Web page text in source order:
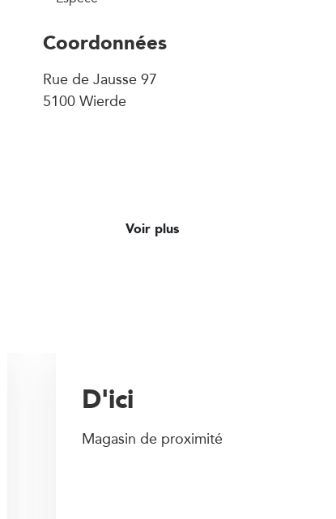
Coordonnées
Rue de Jausse 97
5100 Wierde
Voir plus
D'ici
Magasin de proximité